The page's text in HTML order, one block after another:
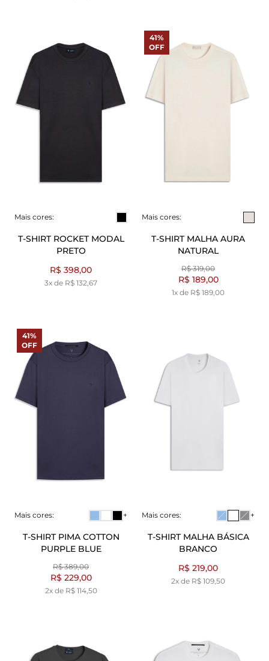
Mais cores:
T-SHIRT ROCKET MODAL
PRETO
R$ 398,00
3x de R$ 132,67
Mais cores:
T-SHIRT MALHA AURA
NATURAL
R$ 319,00
R$ 189,00
1x de R$ 189,00
41%
OFF
Mais cores: +
T-SHIRT PIMA COTTON
PURPLE BLUE
R$ 389,00
R$ 229,00
2x de R$ 114,50
41%
OFF
Mais cores: +
T-SHIRT MALHA BÁSICA
BRANCO
R$ 219,00
2x de R$ 109,50